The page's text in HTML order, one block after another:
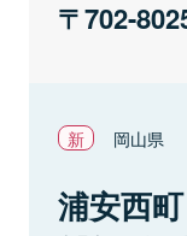
702-
岡山県
浦安西町